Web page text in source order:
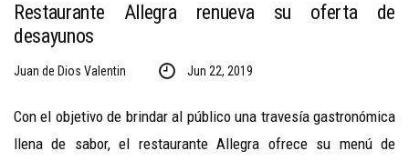
Restaurante Allegra renueva su oferta de
desayunos
Juan de Dios Valentin Jun 22, 2019
Con el objetivo de brindar al público una travesía gastronómica
llena de sabor, el restaurante Allegra ofrece su menú de